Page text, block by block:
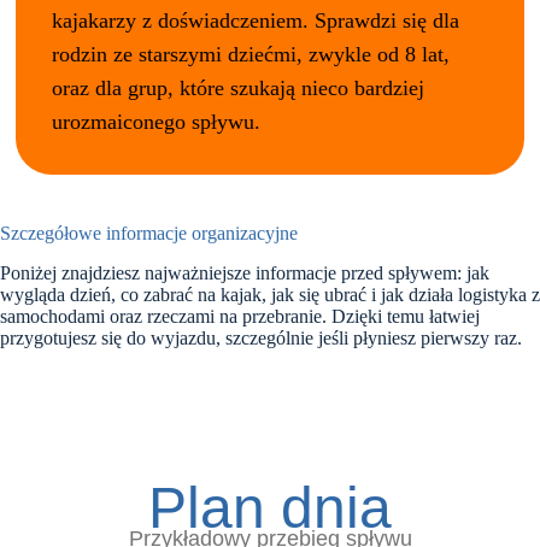
kajakarzy z doświadczeniem. Sprawdzi się dla
rodzin ze starszymi dziećmi, zwykle od 8 lat,
oraz dla grup, które szukają nieco bardziej
urozmaiconego spływu.
Szczegółowe informacje organizacyjne
Poniżej znajdziesz najważniejsze informacje przed spływem: jak
wygląda dzień, co zabrać na kajak, jak się ubrać i jak działa logistyka z
samochodami oraz rzeczami na przebranie. Dzięki temu łatwiej
przygotujesz się do wyjazdu, szczególnie jeśli płyniesz pierwszy raz.
Plan dnia
Przykładowy przebieg spływu